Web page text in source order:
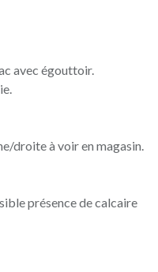
avec égouttoir.
droite à voir en magasin.
présence de calcaire